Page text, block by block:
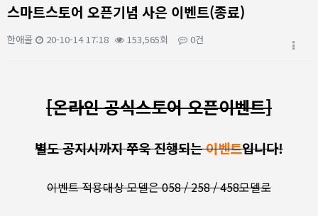
스마트스토어 오픈기념 사은 이벤트(종료)
한애콜 20-10-14 17:18 153,565회 0건
[온라인 공식스토어 오픈이벤트]
별도 공지시까지 쭈욱 진행되는이벤트입니다!
이벤트 적용대상 모델은 058 / 258 / 458모델로